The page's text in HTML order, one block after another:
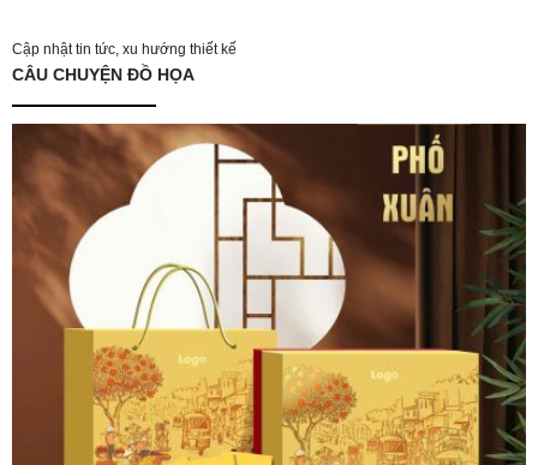
Cập nhật tin tức, xu hướng thiết kế
CÂU CHUYỆN ĐỒ HỌA